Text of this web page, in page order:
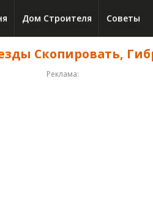
Дом Строителя Советы
Скопировать,
Реклама: